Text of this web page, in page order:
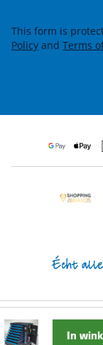
In
This form is
Policy and Terms